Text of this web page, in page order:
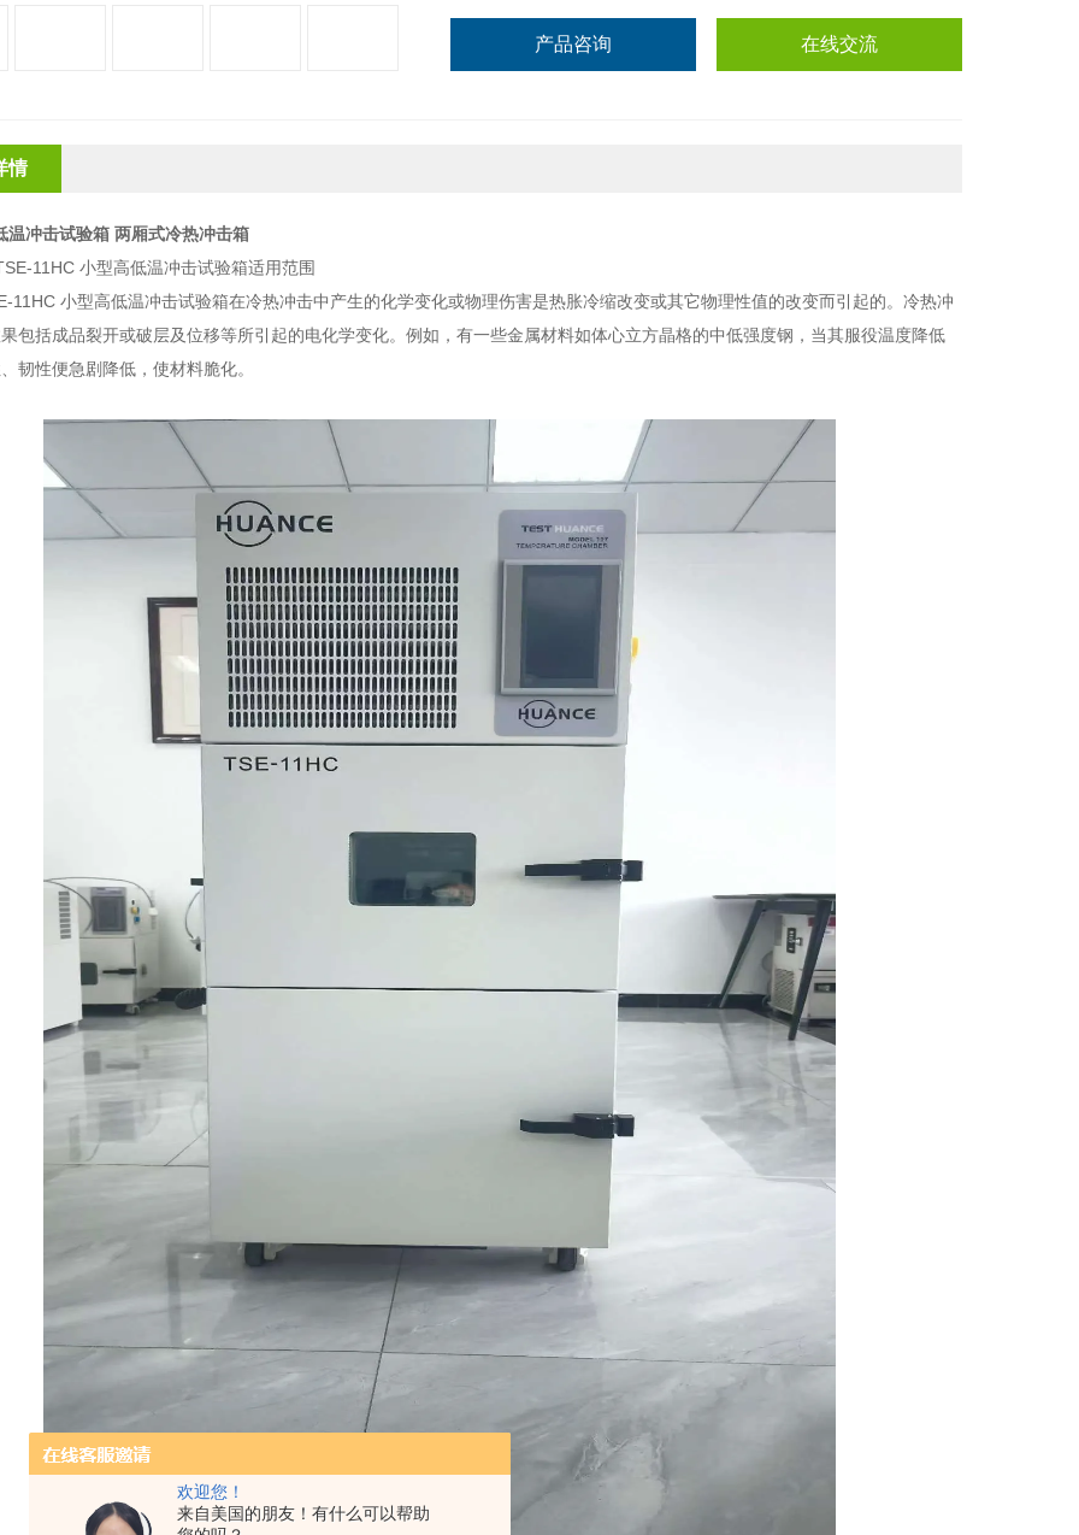
欢迎您！
来自美国的朋友！有什么可以帮助
产品咨询 在线交流
情
冲击试验箱 两厢式冷热冲击箱
11HC 小型高低温冲击试验箱适用范围
小型高低温冲击试验箱在冷热冲击中产生的化学变化或物理伤害是热胀冷缩改变或其它物理性值的改变而引起的。冷热冲
包括成品裂开或破层及位移等所引起的电化学变化。例如，有一些金属材料如体心立方晶格的中低强度钢，当其服役温度降低
韧性便急剧降低，使材料脆化。